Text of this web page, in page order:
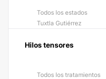
Todos los estados
Tuxtla Gutiérrez
Hilos tensores
Todos los tratamientos